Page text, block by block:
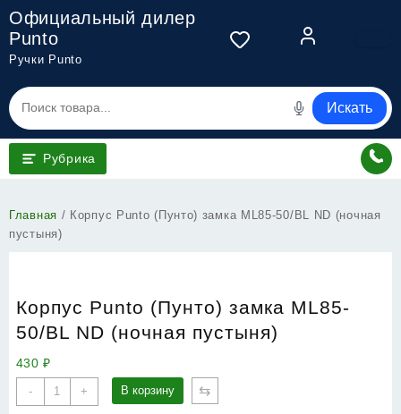
Перейти
содержимому
Официальный дилер
Punto
Ручки Punto
Искать
Рубрика
Главная / Корпус Punto (Пунто) замка ML85-50/BL ND (ночная
пустыня)
Корпус Punto (Пунто) замка ML85-
50/BL ND (ночная пустыня)
430₽
-
Количество
товара
+ В корзину ⇆